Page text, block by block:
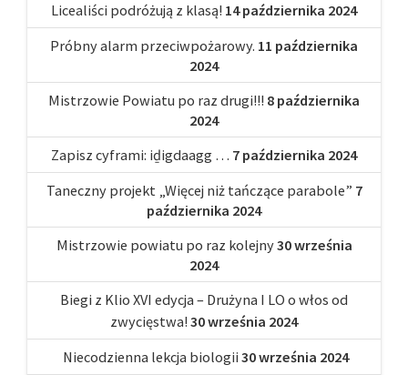
Licealiści podróżują z klasą! 14 października 2024
Próbny alarm przeciwpożarowy. 11 października
2024
Mistrzowie Powiatu po raz drugi!!! 8 października
2024
Zapisz cyframi: iḏigdaagg … 7 października 2024
Taneczny projekt „Więcej niż tańczące parabole” 7
października 2024
Mistrzowie powiatu po raz kolejny30 września
2024
Biegi z Klio XVI edycja – Drużyna I LO o włos od
zwycięstwa! 30 września 2024
Niecodzienna lekcja biologii 30 września 2024